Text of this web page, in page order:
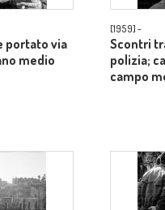
portato via
medio
[1959] -
Scontri
polizia;
campo